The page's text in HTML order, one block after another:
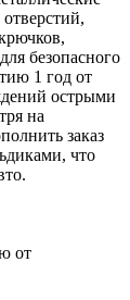
безопасного
1 год от
острыми
на
заказ
что
от